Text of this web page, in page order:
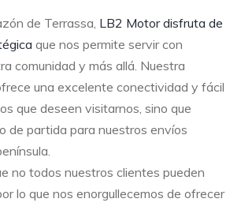
de Terrassa, LB2 Motor disfruta de
que nos permite servir con
comunidad y más allá. Nuestra
una excelente conectividad y fácil
que deseen visitarnos, sino que
de partida para nuestros envíos
no todos nuestros clientes pueden
lo que nos enorgullecemos de ofrecer